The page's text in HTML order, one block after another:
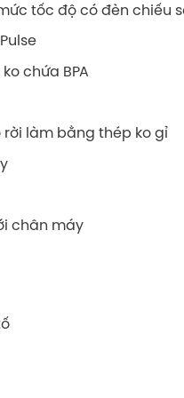
tốc độ có đèn chiếu
chứa BPA
rời làm bằng thép ko gỉ
chân máy